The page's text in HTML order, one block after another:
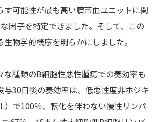
す可能性が最も高い臍帯血ユニットに関
因子を特定できました。そして、この
物学的機序を明らかにしました。
な種類のB細胞性悪性腫瘍での奏効率も
与30日後の奏効率は、低悪性度非ホジキ
）で100％、転化を伴わない慢性リンパ